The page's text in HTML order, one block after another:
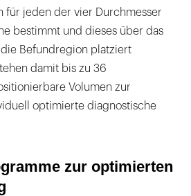
für jeden der vier Durchmesser
bestimmt und dieses über das
Befundregion platziert
damit bis zu 36
Volumen zur
optimierte diagnostische
zur optimierten